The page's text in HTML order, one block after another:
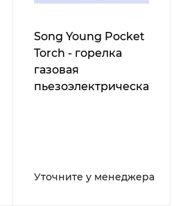
Song Young Pocket
Torch - горелка
газовая
пьезоэлектрическая,
Уточните у менеджера